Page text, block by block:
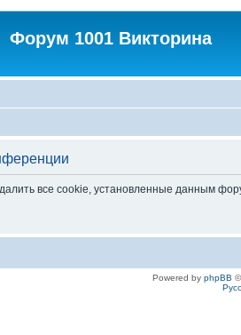
Форум 1001 Викторина
все cookie, установленные данным
Powered by phpBB